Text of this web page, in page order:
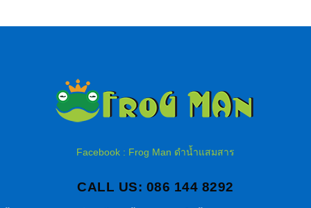
Facebook : Frog Man ดำน้ำแสมสาร
CALL US: 086 144 8292